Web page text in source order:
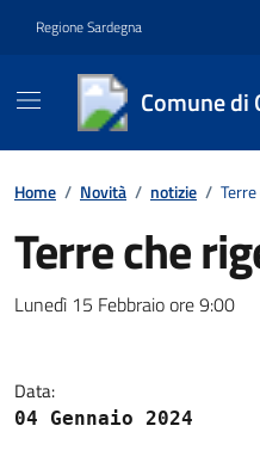
Regione Sardegna
Comune di
Contenuti in
Home / Novità / notizie /
Terre che
Dettagli della
Lunedì 15 Febbraio ore 9:00
Data:
04 Gennaio 2024